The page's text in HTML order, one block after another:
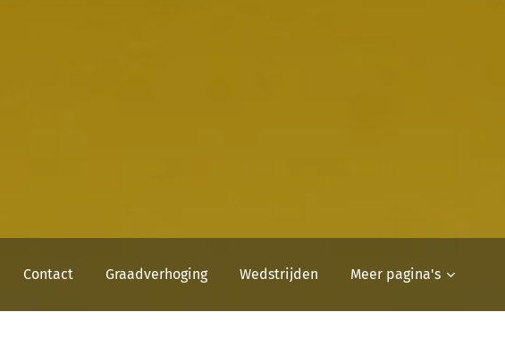
Contact Graadverhoging Wedstrijden Meer pagina's